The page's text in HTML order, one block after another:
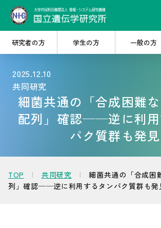
研究・共同研究を
探したい
大
学
知りたい
考
研究者の方 学生の方 一般の方
2025.12.10
共同研究
細菌共通の「合成困難
配列」確認──逆に利用
パク質群も発見
TOP 共同研究
細菌共通の「合成困
列」確認──逆に利用するタンパク質群も発